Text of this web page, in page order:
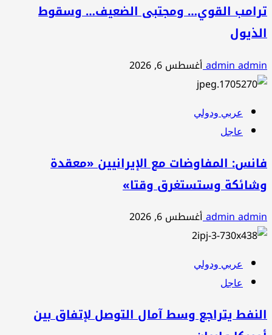
ترامب القوي… ومجتبى الضعيف… وسقوط
الذيول
admin adminأغسطس 6, 2026
عربي ودولي
عاجل
فانس: المفاوضات مع الإيرانيين «معقدة
وشائكة وستستغرق وقتا»
admin adminأغسطس 6, 2026
عربي ودولي
عاجل
النفط يتراجع وسط آمال التوصل لإتفاق بين